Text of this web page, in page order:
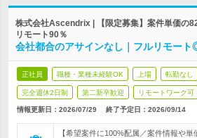
株式会社Ascendrix | 【限定募集】案件単価の
リモート90％
会社都合のアサインなし｜フルリモート
正社員 職種・業種未経験OK 上場 転勤なし
完全週休2日制 第二新卒歓迎 リモートワーク可
情報更新日：2026/07/29 終了予定日：2026/09/14
【希望案件に100%配属／案件情報や単